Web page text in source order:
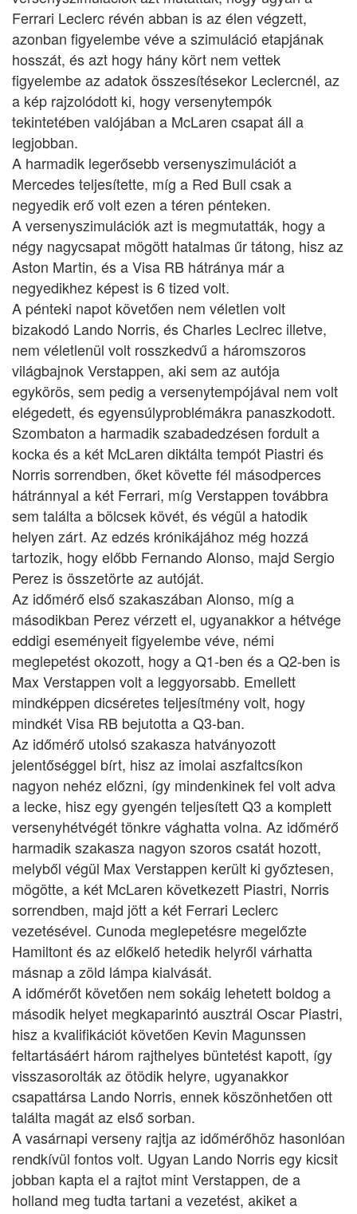
Ferrari Leclerc révén abban is az élen végzett,
azonban figyelembe véve a szimuláció etapjának
hosszát, és azt hogy hány kört nem vettek
figyelembe az adatok összesítésekor Leclercnél, az
a kép rajzolódott ki, hogy versenytempók
tekintetében valójában a McLaren csapat áll a
legjobban.
A harmadik legerősebb versenyszimulációt a
Mercedes teljesítette, míg a Red Bull csak a
negyedik erő volt ezen a téren pénteken.
A versenyszimulációk azt is megmutatták, hogy a
négy nagycsapat mögött hatalmas űr tátong, hisz az
Aston Martin, és a Visa RB hátránya már a
negyedikhez képest is 6 tized volt.
A pénteki napot követően nem véletlen volt
bizakodó Lando Norris, és Charles Leclrec illetve,
nem véletlenül volt rosszkedvű a háromszoros
világbajnok Verstappen, aki sem az autója
egykörös, sem pedig a versenytempójával nem volt
elégedett, és egyensúlyproblémákra panaszkodott.
Szombaton a harmadik szabadedzésen fordult a
kocka és a két McLaren diktálta tempót Piastri és
Norris sorrendben, őket követte fél másodperces
hátránnyal a két Ferrari, míg Verstappen továbbra
sem találta a bölcsek kövét, és végül a hatodik
helyen zárt. Az edzés krónikájához még hozzá
tartozik, hogy előbb Fernando Alonso, majd Sergio
Perez is összetörte az autóját.
Az időmérő első szakaszában Alonso, míg a
másodikban Perez vérzett el, ugyanakkor a hétvége
eddigi eseményeit figyelembe véve, némi
meglepetést okozott, hogy a Q1-ben és a Q2-ben is
Max Verstappen volt a leggyorsabb. Emellett
mindképpen dicséretes teljesítmény volt, hogy
mindkét Visa RB bejutotta a Q3-ban.
Az időmérő utolsó szakasza hatványozott
jelentőséggel bírt, hisz az imolai aszfaltcsíkon
nagyon nehéz előzni, így mindenkinek fel volt adva
a lecke, hisz egy gyengén teljesített Q3 a komplett
versenyhétvégét tönkre vághatta volna. Az időmérő
harmadik szakasza nagyon szoros csatát hozott,
melyből végül Max Verstappen került ki győztesen,
mögötte, a két McLaren következett Piastri, Norris
sorrendben, majd jött a két Ferrari Leclerc
vezetésével. Cunoda meglepetésre megelőzte
Hamiltont és az előkelő hetedik helyről várhatta
másnap a zöld lámpa kialvását.
A időmérőt követően nem sokáig lehetett boldog a
második helyet megkaparintó ausztrál Oscar Piastri,
hisz a kvalifikációt követően Kevin Magunssen
feltartásáért három rajthelyes büntetést kapott, így
visszasorolták az ötödik helyre, ugyanakkor
csapattársa Lando Norris, ennek köszönhetően ott
találta magát az első sorban.
A vasárnapi verseny rajtja az időmérőhöz hasonlóan
rendkívül fontos volt. Ugyan Lando Norris egy kicsit
jobban kapta el a rajtot mint Verstappen, de a
holland meg tudta tartani a vezetést, akiket a